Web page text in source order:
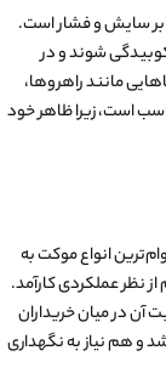
سایش و فشار است.
شوند و در
مانند راهروها،
است، زیرا ظاهر خود
انواع موکت به
نظر عملکردی کارآمد.
آن در میان خریداران
و هم نیاز به نگهداری